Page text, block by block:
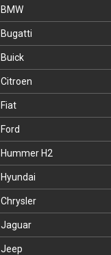
BMW
Bugatti
Buick
Citroen
Fiat
Ford
Hummer H2
Hyundai
Chrysler
Jaguar
Jeep